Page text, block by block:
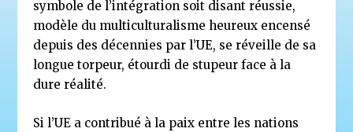
symbole de l’intégration soit disant réussie,
modèle du multiculturalisme heureux encensé
depuis des décennies par l’UE, se réveille de sa
longue torpeur, étourdi de stupeur face à la
dure réalité.
Si l’UE a contribué à la paix entre les nations